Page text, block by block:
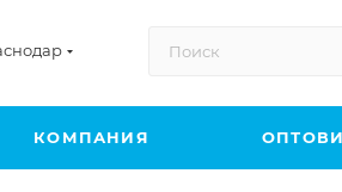
КОМПАНИЯ